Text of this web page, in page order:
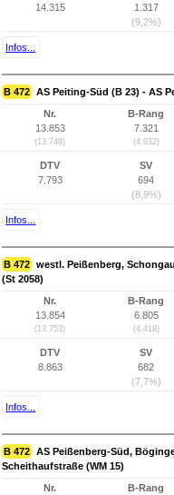
14.315
1.317
(9,2%)
Infos...
B 472 AS Peiting-Süd (B 23) - AS
Nr.
13.853
(13.748)
B-Rang
7.321
(4.932)
DTV
7.793
SV
694
(8,9%)
Infos...
B 472 westl. Peißenberg,
(St 2058)
Nr.
13.854
(13.753)
B-Rang
6.805
(4.418)
DTV
8.863
SV
682
(7,7%)
Infos...
B 472 AS Peißenberg-Süd,
Scheithaufstraße (WM 15)
Nr.
B-Rang